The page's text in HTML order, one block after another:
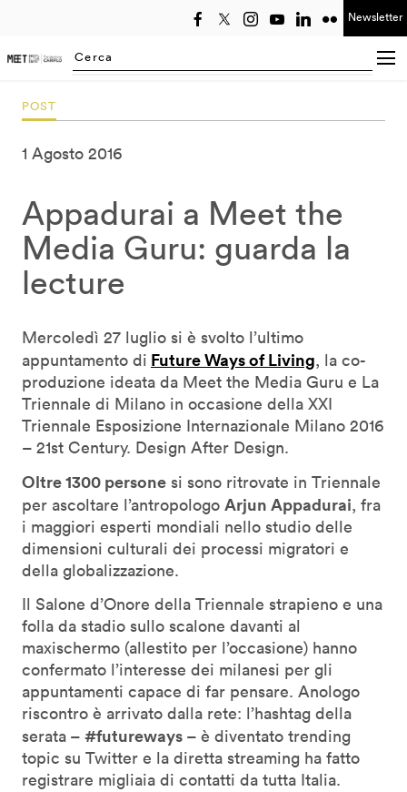
Newsletter
Searching...
POST
1 Agosto 2016
Appadurai a Meet the
Media Guru: guarda la
lecture
Mercoledì 27 luglio si è svolto l’ultimo
appuntamento di Future Ways of Living, la co-
produzione ideata da Meet the Media Guru e La
Triennale di Milano in occasione della XXI
Triennale Esposizione Internazionale Milano 2016
– 21st Century. Design After Design.
Oltre 1300 persone si sono ritrovate in Triennale
per ascoltare l’antropologo Arjun Appadurai, fra
i maggiori esperti mondiali nello studio delle
dimensioni culturali dei processi migratori e
della globalizzazione.
Il Salone d’Onore della Triennale strapieno e una
folla da stadio sullo scalone davanti al
maxischermo (allestito per l’occasione) hanno
confermato l’interesse dei milanesi per gli
appuntamenti capace di far pensare. Anologo
riscontro è arrivato dalla rete: l’hashtag della
serata – #futureways – è diventato trending
topic su Twitter e la diretta streaming ha fatto
registrare migliaia di contatti da tutta Italia.